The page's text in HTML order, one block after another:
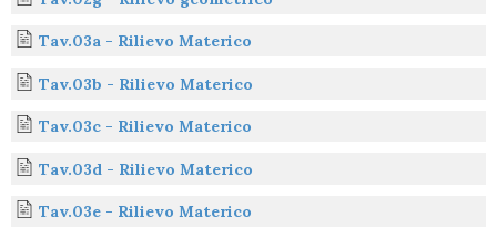
Tav.03a - Rilievo Materico
Tav.03b - Rilievo Materico
Tav.03c - Rilievo Materico
Tav.03d - Rilievo Materico
Tav.03e - Rilievo Materico